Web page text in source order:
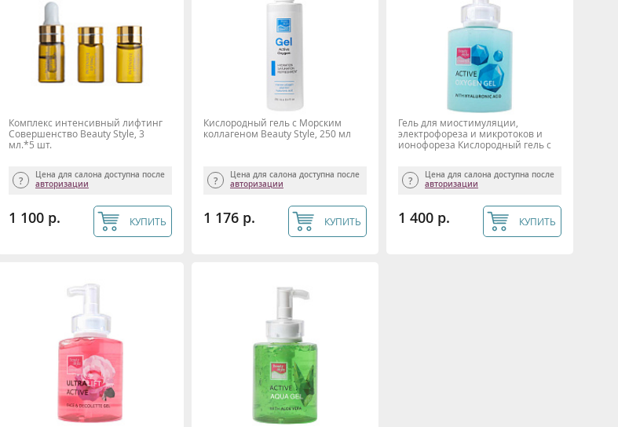
Комплекс интенсивный лифтинг
Совершенство Beauty Style, 3
мл.*5 шт.
Цена для салона доступна после
авторизации
1 100 р. КУПИТЬ
Кислородный гель с Морским
коллагеном Beauty Style, 250 мл
Цена для салона доступна после
авторизации
1 176 р. КУПИТЬ
Гель для миостимуляции,
электрофореза и микротоков и
ионофореза Кислородный гель с
Цена для салона доступна после
авторизации
1 400 р. КУПИТЬ